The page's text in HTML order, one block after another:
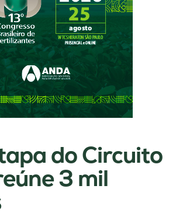
do Circuito
3 mil